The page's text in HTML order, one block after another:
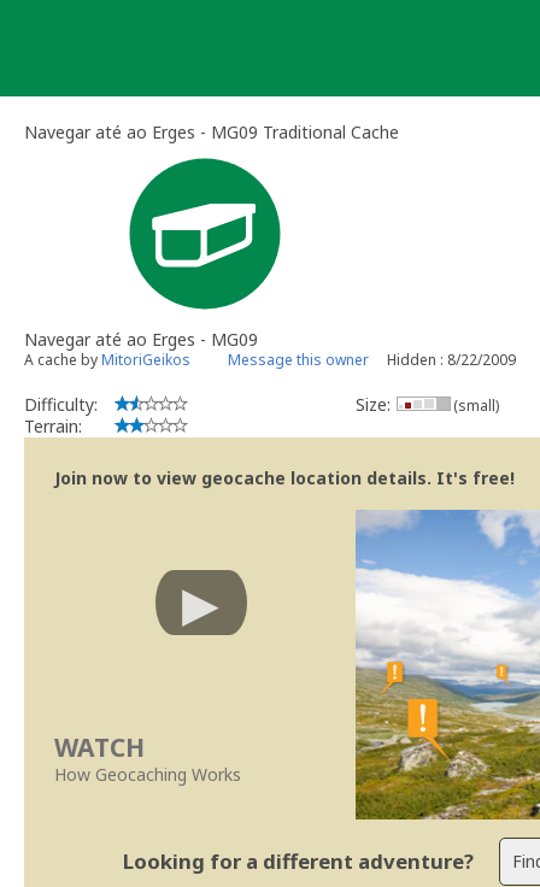
Navegar até ao Erges - MG09 Traditional Cache
Navegar até ao Erges - MG09
A cache byMitoriGeikos Message this owner Hidden : 8/22/2009
Difficulty:
Terrain:
Size: (small)
Join now to view geocache location details. It's free!
WATCH
How Geocaching Works
Looking for a different adventure?